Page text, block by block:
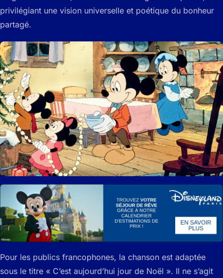
privilégiant une vision universelle et poétique du bonheur
partagé.
Pour les publics francophones, la chanson est adaptée
sous le titre « C’est aujourd’hui jour de Noël ». Il ne s’agit